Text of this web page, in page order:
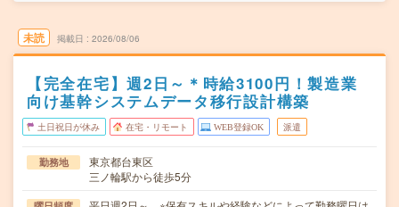
未読 掲載日 2026/08/06
【完全在宅】週2日～＊時給3100円！製造業
向け基幹システムデータ移行設計構築
土日祝日が休み 在宅・リモート WEB登録OK 派遣
勤務地
東京都台東区
三ノ輪駅から徒歩5分